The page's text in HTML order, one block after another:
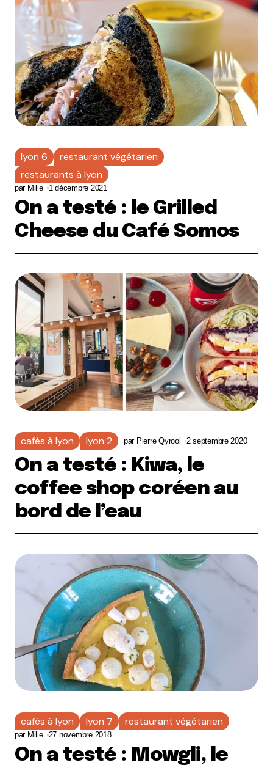
lyon 6
restaurant végétarien
restaurants à lyon
par Milie 1 décembre 2021
On a testé : le Grilled
Cheese du Café Somos
cafés à lyon lyon 2 par Pierre Qyrool 2 septembre 2020
On a testé : Kiwa, le
coffee shop coréen au
bord de l’eau
cafés à lyon lyon 7 restaurant végétarien
par Milie 27 novembre 2018
On a testé : Mowgli, le